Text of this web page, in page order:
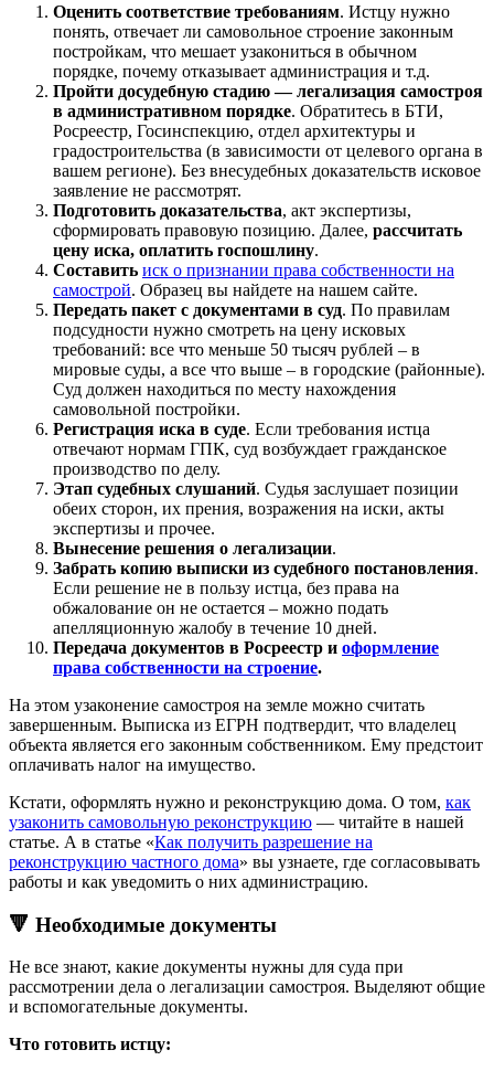
Оценить соответствие требованиям. Истцу нужно
понять, отвечает ли самовольное строение законным
постройкам, что мешает узакониться в обычном
порядке, почему отказывает администрация и т.д.
Пройти досудебную стадию — легализация самостроя
в административном порядке. Обратитесь в БТИ,
Росреестр, Госинспекцию, отдел архитектуры и
градостроительства (в зависимости от целевого органа в
вашем регионе). Без внесудебных доказательств исковое
заявление не рассмотрят.
Подготовить доказательства, акт экспертизы,
сформировать правовую позицию. Далее, рассчитать
цену иска, оплатить госпошлину.
Составить иск о признании права собственности на
самострой. Образец вы найдете на нашем сайте.
Передать пакет с документами в суд. По правилам
подсудности нужно смотреть на цену исковых
требований: все что меньше 50 тысяч рублей – в
мировые суды, а все что выше – в городские (районные).
Суд должен находиться по месту нахождения
самовольной постройки.
Регистрация иска в суде. Если требования истца
отвечают нормам ГПК, суд возбуждает гражданское
производство по делу.
Этап судебных слушаний. Судья заслушает позиции
обеих сторон, их прения, возражения на иски, акты
экспертизы и прочее.
Вынесение решения о легализации.
Забрать копию выписки из судебного постановления.
Если решение не в пользу истца, без права на
обжалование он не остается – можно подать
апелляционную жалобу в течение 10 дней.
Передача документов в Росреестр и оформление
права собственности на строение.
На этом узаконение самостроя на земле можно считать
завершенным. Выписка из ЕГРН подтвердит, что владелец
объекта является его законным собственником. Ему предстоит
оплачивать налог на имущество.
Кстати, оформлять нужно и реконструкцию дома. О том, как
узаконить самовольную реконструкцию — читайте в нашей
статье. А в статье «Как получить разрешение на
реконструкцию частного дома» вы узнаете, где согласовывать
работы и как уведомить о них администрацию.
🔻 Необходимые документы
Не все знают, какие документы нужны для суда при
рассмотрении дела о легализации самостроя. Выделяют общие
и вспомогательные документы.
Что готовить истцу: